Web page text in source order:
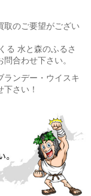
取のご要望がござい
る 水と森のふるさ
合わせ下さい。
ランデー・ウイスキ
さい！